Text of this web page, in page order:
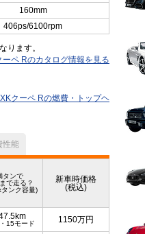
160mm
406ps/6100rpm
ります。
ーペ Rのカタログ情報を見る
XKクーペ Rの燃費・トップヘ
性能
タンで
で走る？
タンク容量)
新車時価格
(税込)
15モード 1150万円